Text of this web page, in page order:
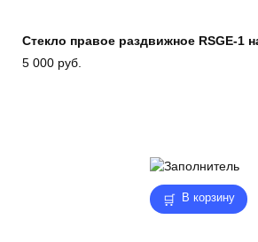
Стекло правое раздвижное RSGE-1
5 000 руб.
В корзину